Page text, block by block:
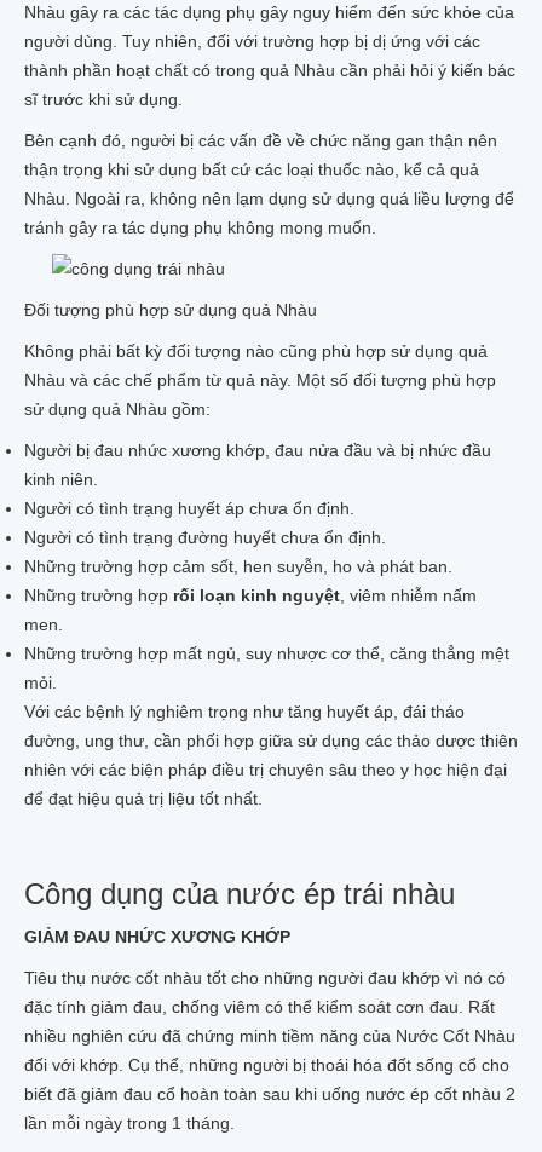
Nhàu gây ra các tác dụng phụ gây nguy hiểm đến sức khỏe của
người dùng. Tuy nhiên, đối với trường hợp bị dị ứng với các
thành phần hoạt chất có trong quả Nhàu cần phải hỏi ý kiến bác
sĩ trước khi sử dụng.
Bên cạnh đó, người bị các vấn đề về chức năng gan thận nên
thận trọng khi sử dụng bất cứ các loại thuốc nào, kể cả quả
Nhàu. Ngoài ra, không nên lạm dụng sử dụng quá liều lượng để
tránh gây ra tác dụng phụ không mong muốn.
Đối tượng phù hợp sử dụng quả Nhàu
Không phải bất kỳ đối tượng nào cũng phù hợp sử dụng quả
Nhàu và các chế phẩm từ quả này. Một số đối tượng phù hợp
sử dụng quả Nhàu gồm:
Người bị đau nhức xương khớp, đau nửa đầu và bị nhức đầu
kinh niên.
Người có tình trạng huyết áp chưa ổn định.
Người có tình trạng đường huyết chưa ổn định.
Những trường hợp cảm sốt, hen suyễn, ho và phát ban.
Những trường hợp rối loạn kinh nguyệt , viêm nhiễm nấm
men.
Những trường hợp mất ngủ, suy nhược cơ thể, căng thẳng mệt
mỏi.
Với các bệnh lý nghiêm trọng như tăng huyết áp, đái tháo
đường, ung thư, cần phối hợp giữa sử dụng các thảo dược thiên
nhiên với các biện pháp điều trị chuyên sâu theo y học hiện đại
để đạt hiệu quả trị liệu tốt nhất.
Công dụng của nước ép trái nhàu
GIẢM ĐAU NHỨC XƯƠNG KHỚP
Tiêu thụ nước cốt nhàu tốt cho những người đau khớp vì nó có
đặc tính giảm đau, chống viêm có thể kiểm soát cơn đau. Rất
nhiều nghiên cứu đã chứng minh tiềm năng của Nước Cốt Nhàu
đối với khớp. Cụ thể, những người bị thoái hóa đốt sống cổ cho
biết đã giảm đau cổ hoàn toàn sau khi uống nước ép cốt nhàu 2
lần mỗi ngày trong 1 tháng.